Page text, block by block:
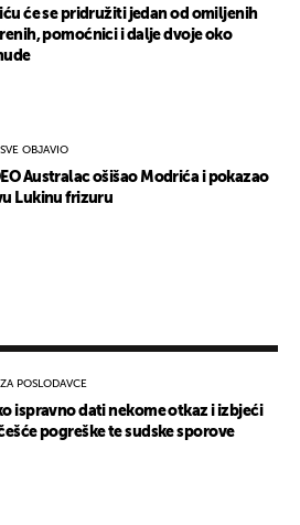
će se pridružiti jedan od omiljenih
pomoćnici i dalje dvoje oko
SVE OBJAVIO
Australac ošišao Modrića i pokazao
Lukinu frizuru
ZA POSLODAVCE
ispravno dati nekome otkaz i izbjeći
pogreške te sudske sporove